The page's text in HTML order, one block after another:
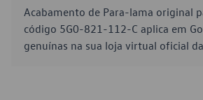
Acabamento de Para-lama original
código 5G0-821-112-C aplica em
genuínas na sua loja virtual oficial